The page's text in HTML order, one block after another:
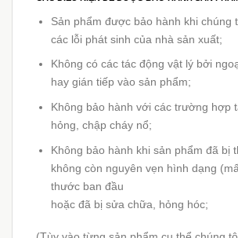
Sản phẩm được bảo hành khi chúng
các lỗi phát sinh của nhà sản xuất;
Không có các tác động vật lý bởi
hay gián tiếp vào sản phẩm;
Không bảo hành với các trường hợp
hỏng, chập cháy nổ;
Không bảo hành khi sản phẩm đã bị
không còn nguyên vẹn hình dạng
thước ban đầu
hoặc đã bị sửa chữa, hỏng hóc;